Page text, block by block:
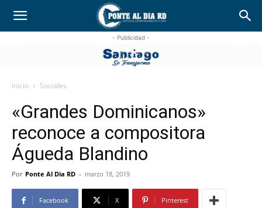
- Publicidad -
Inicio Sociales
«Grandes Dominicanos»
reconoce a compositora
Águeda Blandino
Por Ponte Al Dia RD - marzo 18, 2019
Facebook X Pinterest